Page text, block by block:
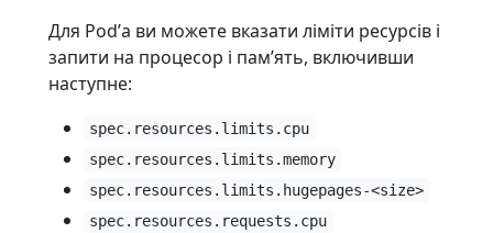
Для Podʼа ви можете вказати ліміти ресурсів і
запити на процесор і памʼять, включивши
наступне:
spec.resources.limits.cpu
spec.resources.limits.memory
spec.resources.limits.hugepages-<size>
spec.resources.requests.cpu